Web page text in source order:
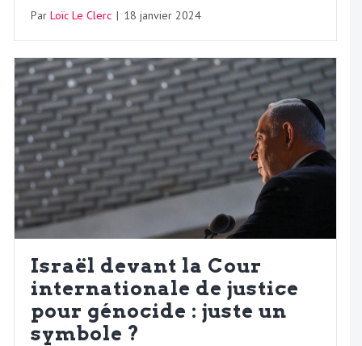
Par Loïc Le Clerc | 18 janvier 2024
Israël devant la Cour
internationale de justice
pour génocide : juste un
symbole ?